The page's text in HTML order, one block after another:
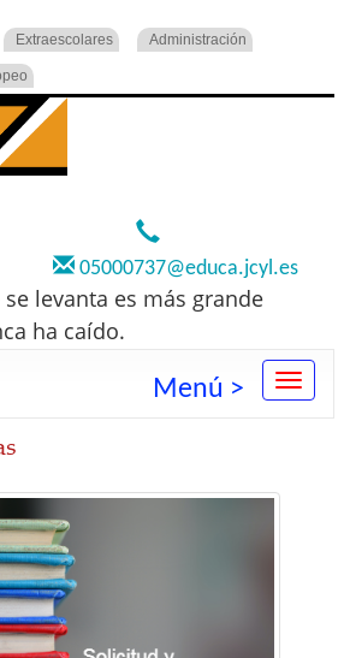
Extraescolares Administración
05000737@educa.jcyl.es
levanta es más grande
ha caído.
Menú >